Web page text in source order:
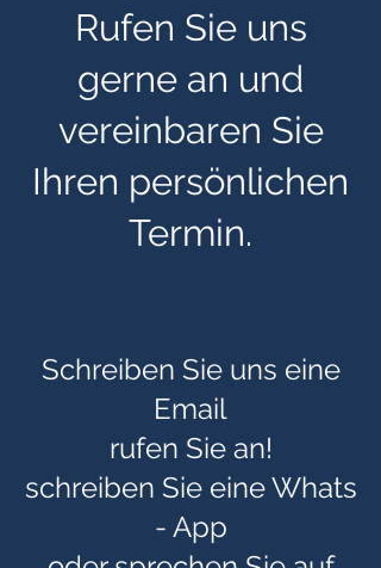
Rufen Sie uns
gerne an und
vereinbaren Sie
Ihren persönlichen
Termin.
Schreiben Sie uns eine
Email
rufen Sie an!
schreiben Sie eine Whats
- App